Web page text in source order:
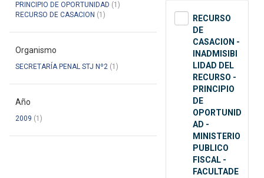
PRINCIPIO DE OPORTUNIDAD (1)
RECURSO DE CASACION (1)
Organismo
SECRETARÍA PENAL STJ Nº2 (1)
Año
2009 (1)
RECURSO
DE
CASACION -
INADMISIBI
LIDAD DEL
RECURSO -
PRINCIPIO
DE
OPORTUNID
AD -
MINISTERIO
PUBLICO
FISCAL -
FACULTADE